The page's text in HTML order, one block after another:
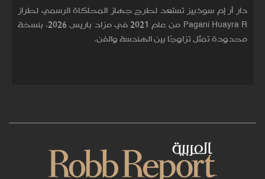
دار آر إم سوذبيز تستعد لطرح جهاز المحاكاة الرسمي لطراز
Pagani Huayra R من عام 2021 في مزاد باريس 2026، بنسخة
محدودة تمثل تزاوجًا بين الهندسة والفن.